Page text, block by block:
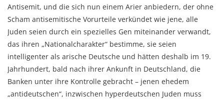
Antisemit, und die sich nun einem Arier anbiedern, der ohne
Scham antisemitische Vorurteile verkündet wie jene, alle
Juden seien durch ein spezielles Gen miteinander verwandt,
das ihren „Nationalcharakter“ bestimme, sie seien
intelligenter als arische Deutsche und hätten deshalb im 19.
Jahrhundert, bald nach ihrer Ankunft in Deutschland, die
Banken unter ihre Kontrolle gebracht – jenen ehedem
„antideutschen“, inzwischen hyperdeutschen Juden muss